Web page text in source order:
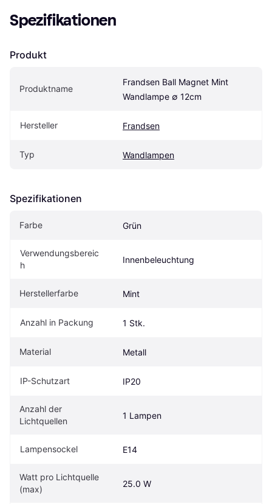
Spezifikationen
Produkt
Produktname
Frandsen Ball Magnet Mint
Wandlampe ∅ 12cm
Hersteller Frandsen
Typ Wandlampen
Spezifikationen
Farbe Grün
Verwendungsbereic
h
Innenbeleuchtung
Herstellerfarbe Mint
Anzahl in Packung 1 Stk.
Material Metall
IP-Schutzart IP20
Anzahl der
Lichtquellen
1 Lampen
Lampensockel E14
Watt pro Lichtquelle
(max)
25.0 W